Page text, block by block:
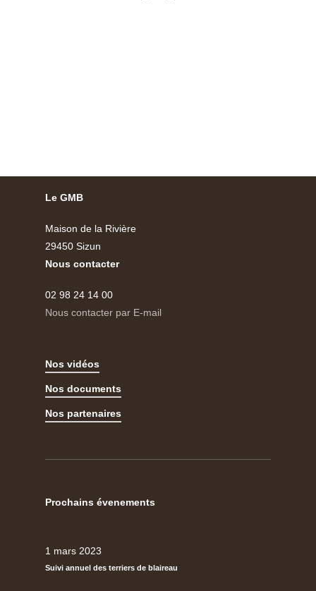
Le GMB
Maison de la Rivière
29450 Sizun
Nous contacter
02 98 24 14 00
Nous contacter par E-mail
Nos vidéos
Nos documents
Nos partenaires
Prochains évenements
1 mars 2023
Suivi annuel des terriers de blaireau